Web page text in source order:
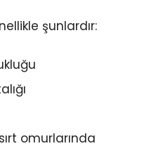
şunlardır:
omurlarında